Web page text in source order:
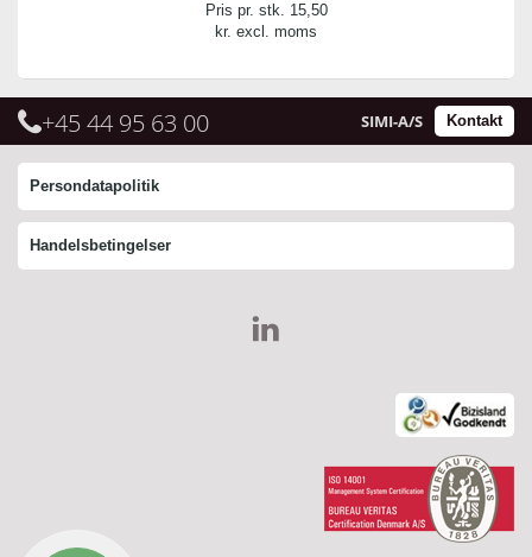
Pris pr. stk. 15,50
kr. excl. moms
+45 44 95 63 00 Kontakt
SIMI-A/S
Persondatapolitik
Handelsbetingelser